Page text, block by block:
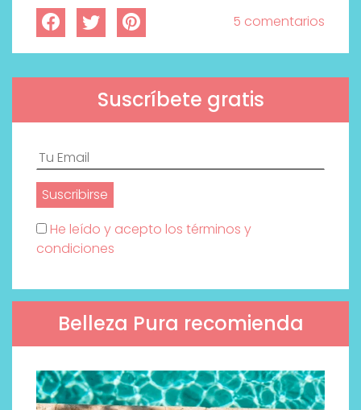
5 comentarios
Suscríbete gratis
He leído y acepto los términos y
condiciones
Belleza Pura recomienda